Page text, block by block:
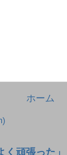
ホーム
く頑張った